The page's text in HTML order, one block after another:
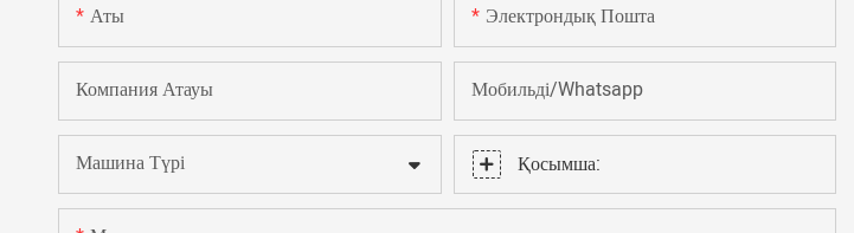
Аты Электрондық Пошта
Компания Атауы Мобильді/Whatsapp
Машина Түрі Қосымша: